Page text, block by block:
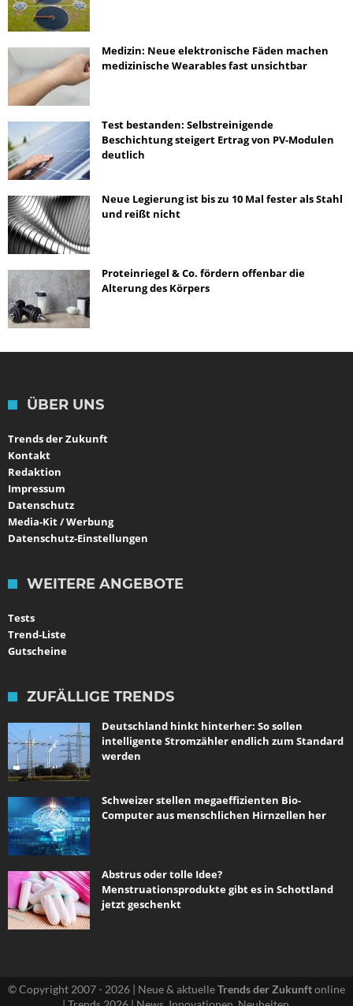
Medizin: Neue elektronische Fäden machen
medizinische Wearables fast unsichtbar
Test bestanden: Selbstreinigende
Beschichtung steigert Ertrag von PV-Modulen
deutlich
Neue Legierung ist bis zu 10 Mal fester als Stahl
und reißt nicht
Proteinriegel & Co. fördern offenbar die
Alterung des Körpers
ÜBER UNS
Trends der Zukunft
Kontakt
Redaktion
Impressum
Datenschutz
Media-Kit / Werbung
Datenschutz-Einstellungen
WEITERE ANGEBOTE
Tests
Trend-Liste
Gutscheine
ZUFÄLLIGE TRENDS
Deutschland hinkt hinterher: So sollen
intelligente Stromzähler endlich zum Standard
werden
Schweizer stellen megaeffizienten Bio-
Computer aus menschlichen Hirnzellen her
Abstrus oder tolle Idee?
Menstruationsprodukte gibt es in Schottland
jetzt geschenkt
© Copyright 2007 - 2026 | Neue & aktuelleTrends der Zukunftonline